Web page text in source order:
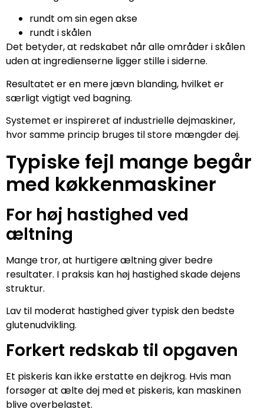
rundt om sin egen akse
rundt i skålen
Det betyder, at redskabet når alle områder i skålen
uden at ingredienserne ligger stille i siderne.
Resultatet er en mere jævn blanding, hvilket er
særligt vigtigt ved bagning.
Systemet er inspireret af industrielle dejmaskiner,
hvor samme princip bruges til store mængder dej.
Typiske fejl mange begår
med køkkenmaskiner
For høj hastighed ved
æltning
Mange tror, at hurtigere æltning giver bedre
resultater. I praksis kan høj hastighed skade dejens
struktur.
Lav til moderat hastighed giver typisk den bedste
glutenudvikling.
Forkert redskab til opgaven
Et piskeris kan ikke erstatte en dejkrog. Hvis man
forsøger at ælte dej med et piskeris, kan maskinen
blive overbelastet.